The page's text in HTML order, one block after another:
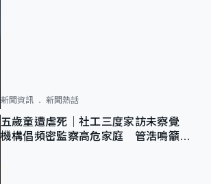
新聞資訊 新聞熱話
五歲童遭虐死｜社工三度家訪未察覺
機構倡頻密監察高危家庭 管浩鳴籲加